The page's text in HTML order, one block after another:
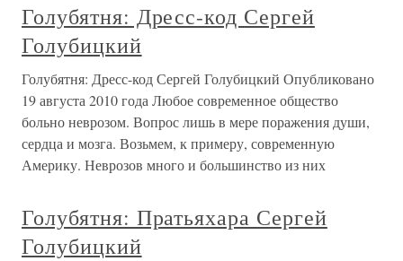
Голубятня: Дресс-код Сергей
Голубицкий
Голубятня: Дресс-код Сергей Голубицкий Опубликовано
19 августа 2010 года Любое современное общество
больно неврозом. Вопрос лишь в мере поражения души,
сердца и мозга. Возьмем, к примеру, современную
Америку. Неврозов много и большинство из них
Голубятня: Пратьяхара Сергей
Голубицкий